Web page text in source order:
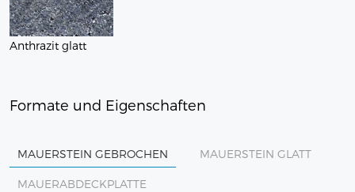
Anthrazit glatt
Formate und Eigenschaften
MAUERSTEIN GEBROCHEN MAUERSTEIN GLATT
MAUERABDECKPLATTE